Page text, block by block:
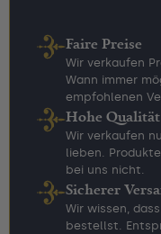
Faire Preise
Wir verkaufen
Wann immer
empfohlenen
Hohe Qualität
Wir verkaufen
lieben.
bei uns nicht.
Sicherer
Wir wissen,
bestellst.